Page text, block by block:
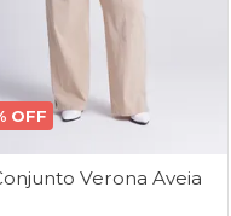
OFF
Verona Aveia